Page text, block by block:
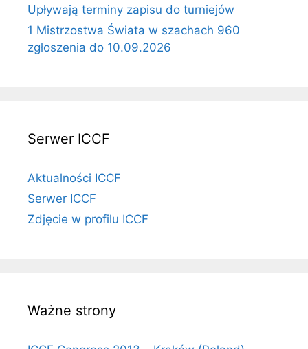
Upływają terminy zapisu do turniejów
1 Mistrzostwa Świata w szachach 960
zgłoszenia do 10.09.2026
Serwer ICCF
Aktualności ICCF
Serwer ICCF
Zdjęcie w profilu ICCF
Ważne strony